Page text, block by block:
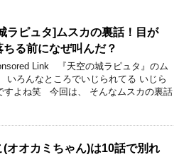
ラピュタ]ムスカの裏話！目が
ちる前になぜ叫んだ？
Link 『天空の城ラピュタ』のム
いろんなところでいじられてる いじら
すよね笑 今回は、 そんなムスカの裏話
(オオカミちゃん)は10話で別れ